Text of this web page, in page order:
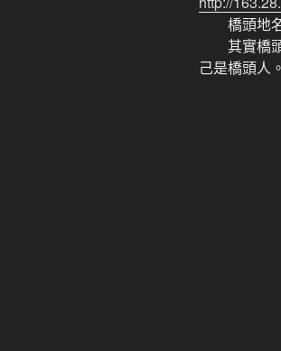
橋頭地名
其實橋頭
己是橋頭人。